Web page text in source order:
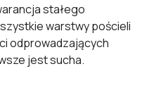
stałego
warstwy pościeli
odprowadzających
jest sucha.